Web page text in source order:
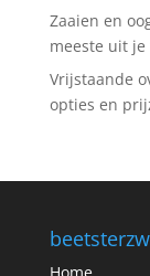
Zaaien en
meeste uit
Vrijstaande
opties en